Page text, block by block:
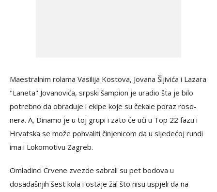
Maestralnim rolama Vasilija Kostova, Jovana Šljivića i Lazara
"Laneta" Jovanovića, srpski šampion je uradio šta je bilo
potrebno da obraduje i ekipe koje su čekale poraz roso-
nera. A, Dinamo je u toj grupi i zato će ući u Top 22 fazu i
Hrvatska se može pohvaliti činjenicom da u sljedećoj rundi
ima i Lokomotivu Zagreb.
Omladinci Crvene zvezde sabrali su pet bodova u
dosadašnjih šest kola i ostaje žal što nisu uspjeli da na